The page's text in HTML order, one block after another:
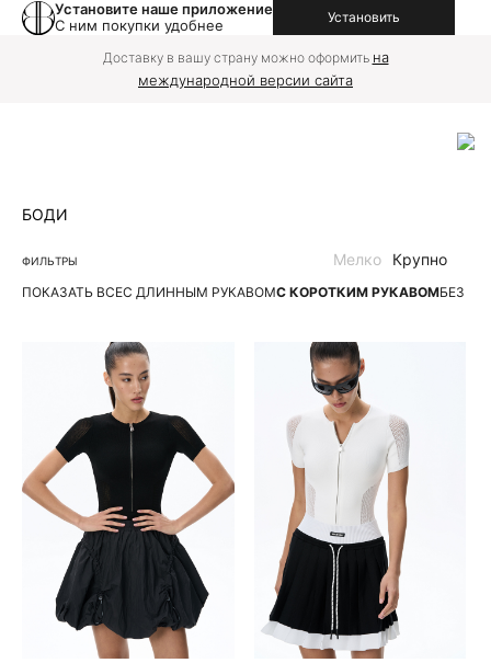
Установите наше приложение
С ним покупки удобнее
Установить
Доставку в вашу страну можно оформить на
международной версии сайта
БОДИ
ФИЛЬТРЫ
ПОКАЗАТЬ ВСЕС ДЛИННЫМ РУКАВОМС КОРОТКИМ РУКАВОМБЕЗ
Мелко Крупно